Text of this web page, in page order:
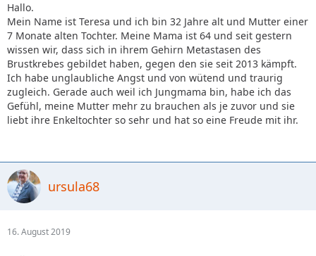
Hallo.
Mein Name ist Teresa und ich bin 32 Jahre alt und Mutter einer
7 Monate alten Tochter. Meine Mama ist 64 und seit gestern
wissen wir, dass sich in ihrem Gehirn Metastasen des
Brustkrebes gebildet haben, gegen den sie seit 2013 kämpft.
Ich habe unglaubliche Angst und von wütend und traurig
zugleich. Gerade auch weil ich Jungmama bin, habe ich das
Gefühl, meine Mutter mehr zu brauchen als je zuvor und sie
liebt ihre Enkeltochter so sehr und hat so eine Freude mit ihr.
ursula68
16. August 2019